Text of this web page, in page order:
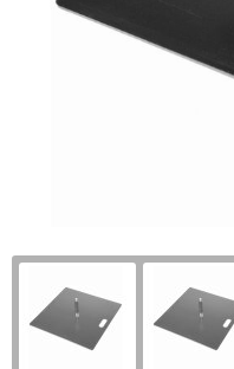
Horeca